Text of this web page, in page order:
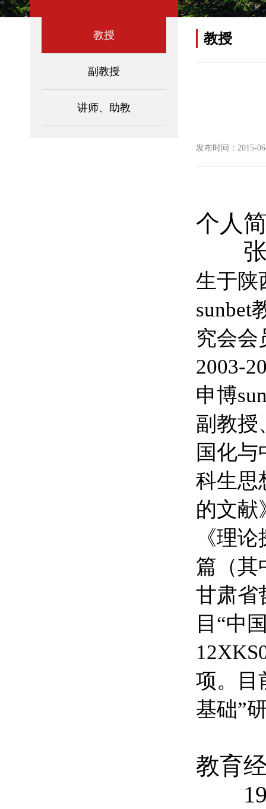
教授
副教授
讲师、助教
教授
发布时间：2015-
个人
张
生于陕
sunbet
究会会
2003-
申博
副教授
国化
科生思
的文献
《理
篇（其
甘肃省
目“中
项。目
基础”
教育